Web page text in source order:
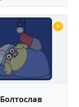
Болтослав